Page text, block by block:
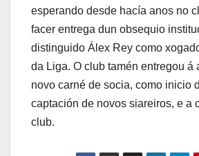
esperando desde hacía anos no
facer entrega dun obsequio
distinguido Álex Rey como
da Liga. O club tamén entregou á
novo carné de socia, como inicio
captación de novos siareiros, e a
club.